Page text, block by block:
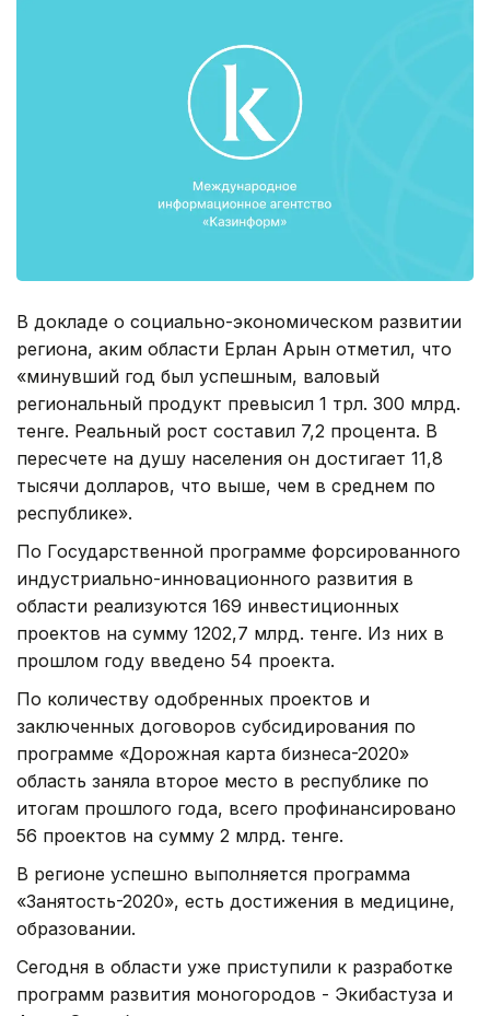
В докладе о социально-экономическом развитии
региона, аким области Ерлан Арын отметил, что
«минувший год был успешным, валовый
региональный продукт превысил 1 трл. 300 млрд.
тенге. Реальный рост составил 7,2 процента. В
пересчете на душу населения он достигает 11,8
тысячи долларов, что выше, чем в среднем по
республике».
По Государственной программе форсированного
индустриально-инновационного развития в
области реализуются 169 инвестиционных
проектов на сумму 1202,7 млрд. тенге. Из них в
прошлом году введено 54 проекта.
По количеству одобренных проектов и
заключенных договоров субсидирования по
программе «Дорожная карта бизнеса-2020»
область заняла второе место в республике по
итогам прошлого года, всего профинансировано
56 проектов на сумму 2 млрд. тенге.
В регионе успешно выполняется программа
«Занятость-2020», есть достижения в медицине,
образовании.
Сегодня в области уже приступили к разработке
программ развития моногородов - Экибастуза и